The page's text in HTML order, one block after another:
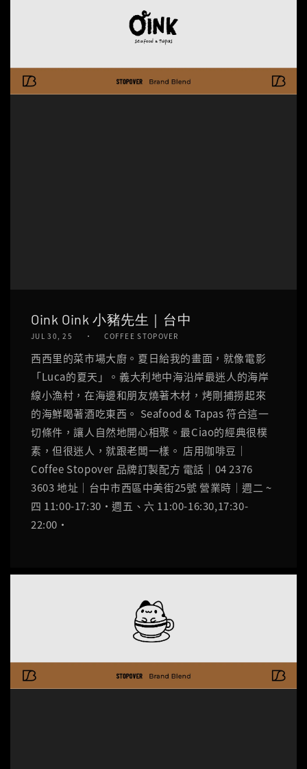
Oink Oink 小豬先生｜台中
JUL 30, 25 COFFEE STOPOVER
西西里的菜市場大廚。夏日給我的畫面，就像電影
「Luca的夏天」。義大利地中海沿岸最迷人的海岸
線小漁村，在海邊和朋友燒著木材，烤剛捕撈起來
的海鮮喝著酒吃東西。 Seafood & Tapas 符合這一
切條件，讓人自然地開心相聚。最Ciao的經典很樸
素，但很迷人，就跟老闆一樣。 店用咖啡豆｜
Coffee Stopover 品牌訂製配方 電話｜04 2376
3603 地址｜台中市西區中美街25號 營業時｜週二 ~
四 11:00-17:30‧週五、六 11:00-16:30,17:30-
22:00‧